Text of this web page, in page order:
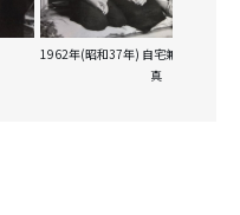
1962年(昭和37年) 自宅兼事務所での
真